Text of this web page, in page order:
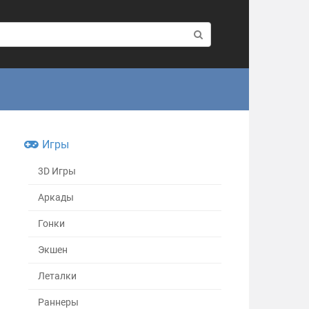
Игры
3D Игры
Аркады
Гонки
Экшен
Леталки
Раннеры